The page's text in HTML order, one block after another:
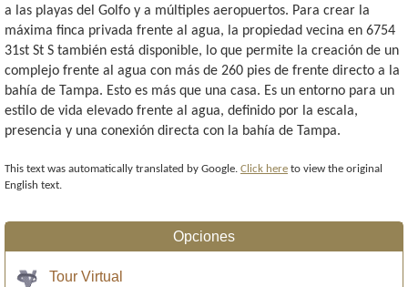
a las playas del Golfo y a múltiples aeropuertos. Para crear la
máxima finca privada frente al agua, la propiedad vecina en 6754
31st St S también está disponible, lo que permite la creación de un
complejo frente al agua con más de 260 pies de frente directo a la
bahía de Tampa. Esto es más que una casa. Es un entorno para un
estilo de vida elevado frente al agua, definido por la escala,
presencia y una conexión directa con la bahía de Tampa.
This text was automatically translated by Google. Click here to view the original
English text.
Opciones
Tour Virtual